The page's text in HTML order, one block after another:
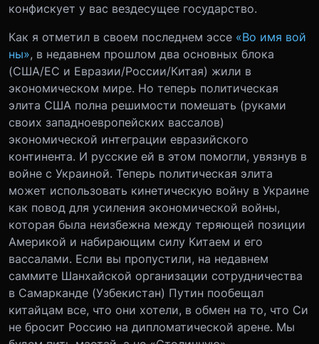
конфискует у вас вездесущее государство.
Как я отметил в своем последнем эссе «Во имя вой
ны», в недавнем прошлом два основных блока
(США/ЕС и Евразии/России/Китая) жили в
экономическом мире. Но теперь политическая
элита США полна решимости помешать (руками
своих западноевропейских вассалов)
экономической интеграции евразийского
континента. И русские ей в этом помогли, увязнув в
войне с Украиной. Теперь политическая элита
может использовать кинетическую войну в Украине
как повод для усиления экономической войны,
которая была неизбежна между теряющей позиции
Америкой и набирающим силу Китаем и его
вассалами. Если вы пропустили, на недавнем
саммите Шанхайской организации сотрудничества
в Самарканде (Узбекистан) Путин пообещал
китайцам все, что они хотели, в обмен на то, что Си
не бросит Россию на дипломатической арене. Мы